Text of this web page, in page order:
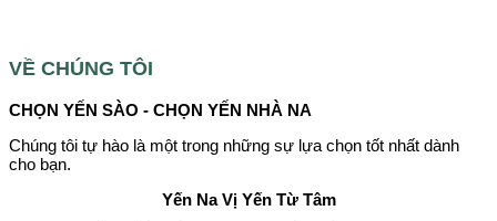
VỀ CHÚNG TÔI
CHỌN YẾN SÀO - CHỌN YẾN NHÀ NA
Chúng tôi tự hào là một trong những sự lựa chọn tốt nhất dành
cho bạn.
Yến Na Vị Yến Từ Tâm